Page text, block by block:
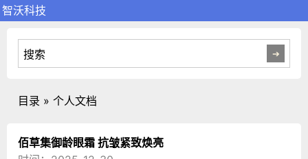
智沃科技
目录 » 个人文档
佰草集御龄眼霜 抗皱紧致焕亮